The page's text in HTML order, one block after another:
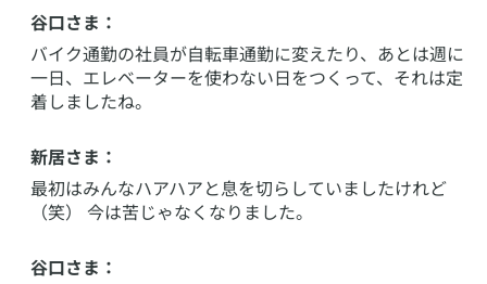
谷口さま：
バイク通勤の社員が自転車通勤に変えたり、あとは週に
一日、エレベーターを使わない日をつくって、それは定
着しましたね。
新居さま：
最初はみんなハアハアと息を切らしていましたけれど
（笑） 今は苦じゃなくなりました。
谷口さま：